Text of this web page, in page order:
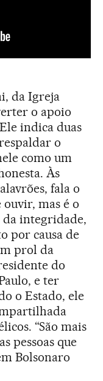
da Igreja
o apoio
indica duas
o
como um
Às
fala o
ouvir, mas é o
da integridade,
por causa de
prol da
do
e ter
o Estado, ele
“São mais
pessoas que
Bolsonaro